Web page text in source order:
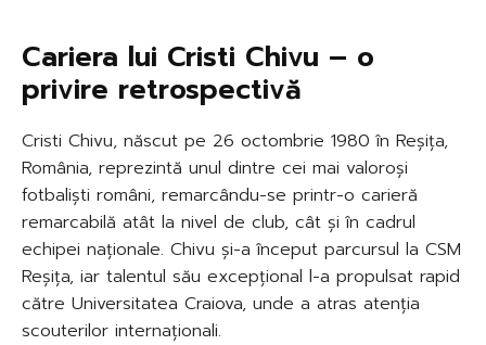
Cariera lui Cristi Chivu – o
privire retrospectivă
Cristi Chivu, născut pe 26 octombrie 1980 în Reșița,
România, reprezintă unul dintre cei mai valoroși
fotbaliști români, remarcându-se printr-o carieră
remarcabilă atât la nivel de club, cât și în cadrul
echipei naționale. Chivu și-a început parcursul la CSM
Reșița, iar talentul său excepțional l-a propulsat rapid
către Universitatea Craiova, unde a atras atenția
scouterilor internaționali.